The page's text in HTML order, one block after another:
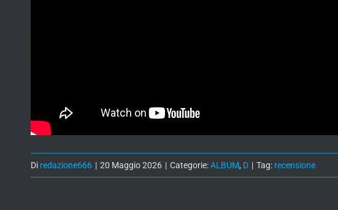
Di redazione666 | 20 Maggio 2026 | Categorie:ALBUM, D | Tag: recensione